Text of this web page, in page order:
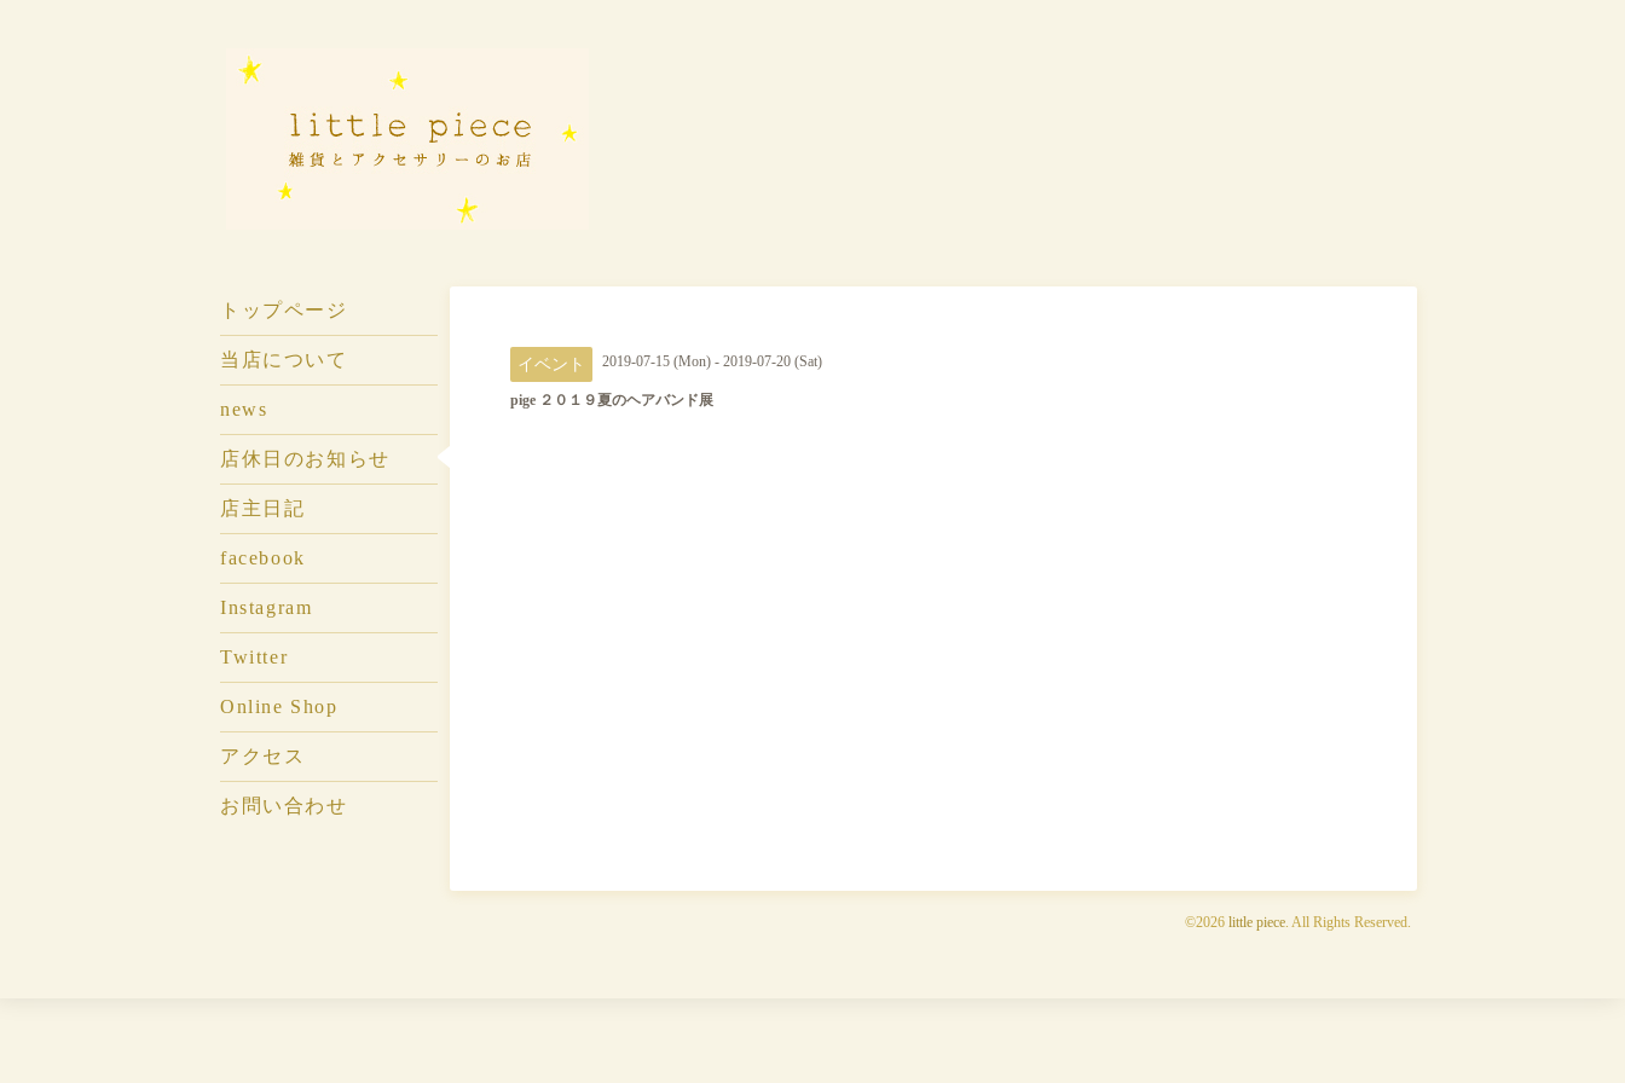
イベント 2019-07-15 (Mon) - 2019-07-20 (Sat)
pige ２０１９夏のヘアバンド展
©2026 little piece . All Rights Reserved.
トップページ
当店について
news
店休日のお知らせ
店主日記
facebook
Instagram
Twitter
Online Shop
アクセス
お問い合わせ